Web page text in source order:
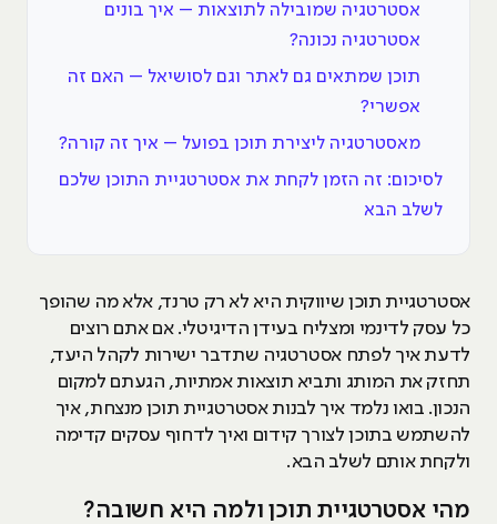
אסטרטגיה שמובילה לתוצאות – איך בונים
אסטרטגיה נכונה?
תוכן שמתאים גם לאתר וגם לסושיאל – האם זה
אפשרי?
מאסטרטגיה ליצירת תוכן בפועל – איך זה קורה?
לסיכום: זה הזמן לקחת את אסטרטגיית התוכן שלכם
לשלב הבא
אסטרטגיית תוכן שיווקית היא לא רק טרנד, אלא מה שהופך
כל עסק לדינמי ומצליח בעידן הדיגיטלי. אם אתם רוצים
לדעת איך לפתח אסטרטגיה שתדבר ישירות לקהל היעד,
תחזק את המותג ותביא תוצאות אמתיות, הגעתם למקום
הנכון. בואו נלמד איך לבנות אסטרטגיית תוכן מנצחת, איך
להשתמש בתוכן לצורך קידום ואיך לדחוף עסקים קדימה
ולקחת אותם לשלב הבא.
מהי אסטרטגיית תוכן ולמה היא חשובה?